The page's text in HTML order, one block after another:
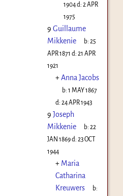
1904d: 2 APR
1975
9 Guillaume
Mikkenie
b:25
APR 1871 d: 21 APR
1921
+Anna Jacobs
b:1 MAY 1867
d: 24 APR 1943
9 Joseph
Mikkenie
b:22
JAN 1869d: 23 OCT
1944
+ Maria
Catharina
Kreuwers
b: